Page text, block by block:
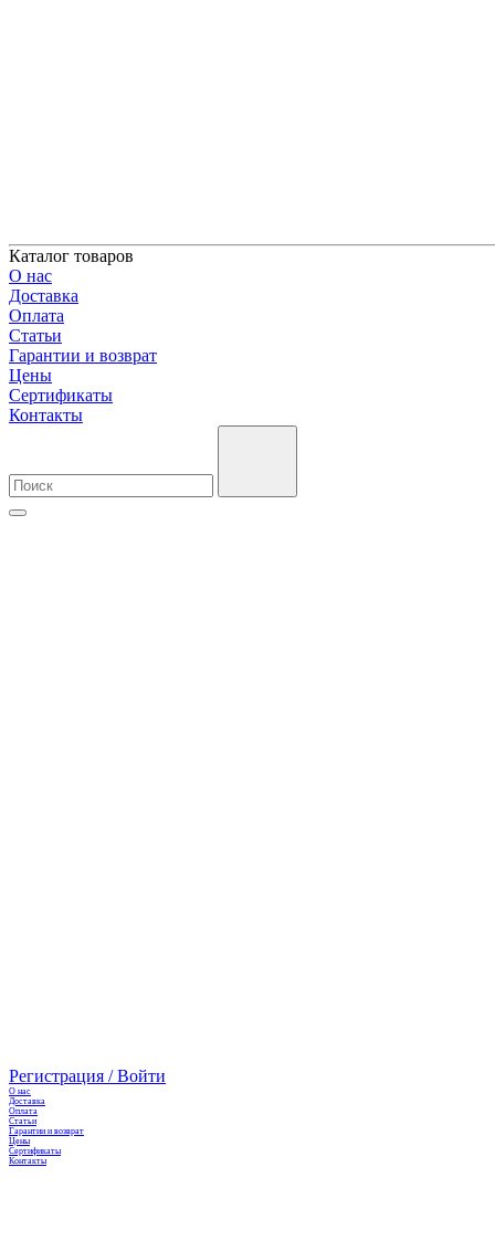
Каталог товаров
О нас
Доставка
Оплата
Cтатьи
Гарантии и возврат
Цены
Сертификаты
Контакты
Регистрация / Войти
О нас
Доставка
Оплата
Cтатьи
Гарантии и возврат
Цены
Сертификаты
Контакты